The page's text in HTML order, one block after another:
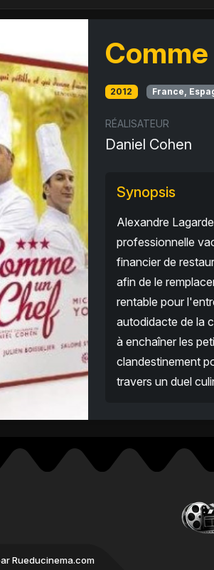
2012 France,
RÉALISATEUR
Daniel Cohen
Synopsis
Alexandre
professionnelle
financier de
afin de le
rentable pour
autodidacte de la
à enchaîner les
clandestinement
travers un duel
Rueducinema.com